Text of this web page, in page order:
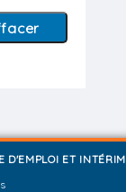
D'EMPLOI ET INTÉRIM